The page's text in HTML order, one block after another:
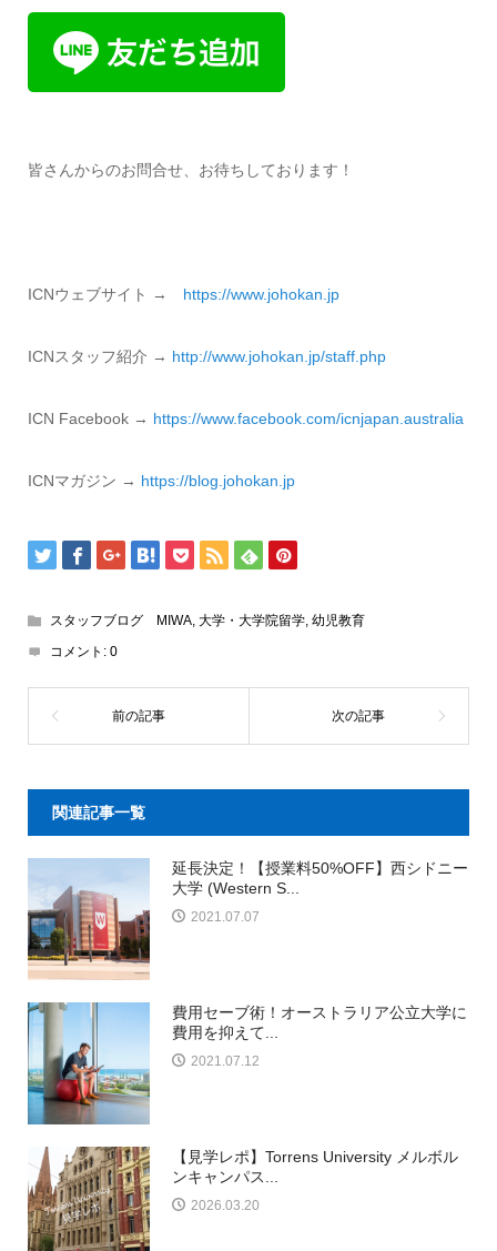
皆さんからのお問合せ、お待ちしております！
ICNウェブサイト → https://www.johokan.jp
ICNスタッフ紹介 → http://www. johokan.jp/staff.php
ICN Facebook → https://www.facebook.com/icnjapan. australia
ICNマガジン → https://blog. johokan.jp
スタッフブログ MIWA, 大学・大学院留学, 幼児教育
コメント: 0
関連記事一覧
延長決定！【授業料50%OFF】西シドニー
大学 (Western S...
2021.07.07
費用セーブ術！オーストラリア公立大学に
費用を抑えて...
2021.07.12
【見学レポ】Torrens University メルボル
ンキャンパス...
2026.03.20